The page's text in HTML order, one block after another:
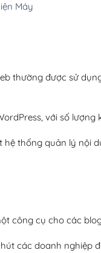
Máy
thường được sử
với số lượng
thống quản lý nội
công cụ cho các
các doanh nghiệp